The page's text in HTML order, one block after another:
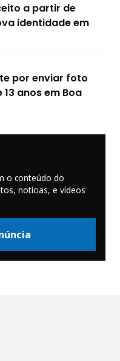
a partir de
identidade em
por enviar foto
anos em Boa
o conteúdo do
notícias, e vídeos